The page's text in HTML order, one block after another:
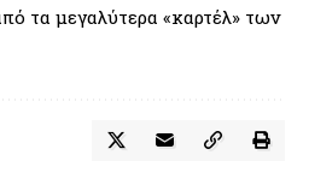
τα μεγαλύτερα «καρτέλ» των